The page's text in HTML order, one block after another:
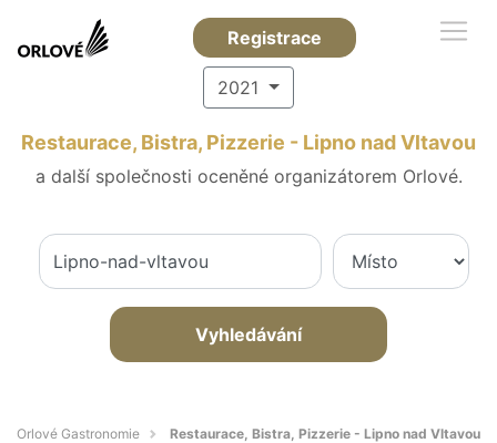
Registrace
2021
Restaurace, Bistra, Pizzerie - Lipno nad Vltavou
a další společnosti oceněné organizátorem Orlové.
Vyhledávání
Orlové Gastronomie Restaurace, Bistra, Pizzerie - Lipno nad Vltavou